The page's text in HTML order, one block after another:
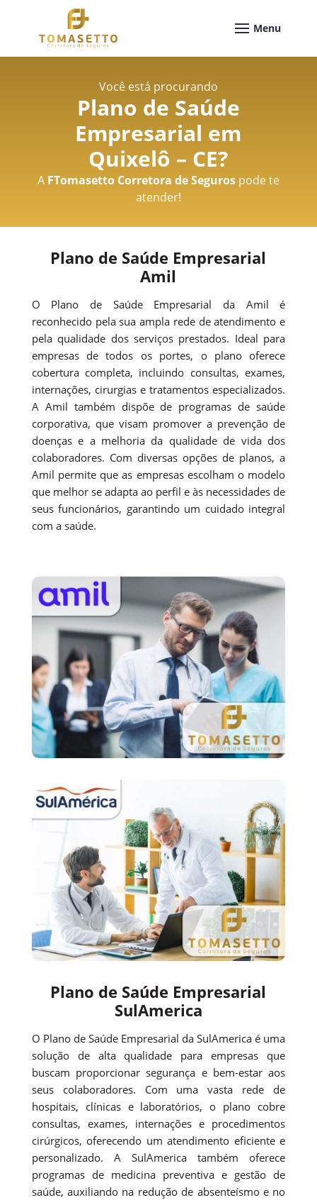
Você está procurando
Plano de Saúde
Empresarial em
Quixelô – CE?
A FTomasetto Corretora de Segurospode te
atender!
Plano de Saúde Empresarial
Amil
O Plano de Saúde Empresarial da Amil é
reconhecido pela sua ampla rede de atendimento e
pela qualidade dos serviços prestados. Ideal para
empresas de todos os portes, o plano oferece
cobertura completa, incluindo consultas, exames,
internações, cirurgias e tratamentos especializados.
A Amil também dispõe de programas de saúde
corporativa, que visam promover a prevenção de
doenças e a melhoria da qualidade de vida dos
colaboradores. Com diversas opções de planos, a
Amil permite que as empresas escolham o modelo
que melhor se adapta ao perfil e às necessidades de
seus funcionários, garantindo um cuidado integral
com a saúde.
Plano de Saúde Empresarial
SulAmerica
O Plano de Saúde Empresarial da SulAmerica é uma
solução de alta qualidade para empresas que
buscam proporcionar segurança e bem-estar aos
seus colaboradores. Com uma vasta rede de
hospitais, clínicas e laboratórios, o plano cobre
consultas, exames, internações e procedimentos
cirúrgicos, oferecendo um atendimento eficiente e
personalizado. A SulAmerica também oferece
programas de medicina preventiva e gestão de
saúde, auxiliando na redução de absenteísmo e no